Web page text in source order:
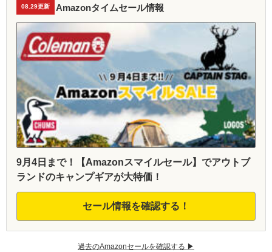
08.29更新 Amazonタイムセール情報
9月4日まで！【Amazonスマイルセール】でアウトブ
ランドのキャンプギアが大特価！
セール情報を確認する！
過去のAmazonセールを確認する ▶︎